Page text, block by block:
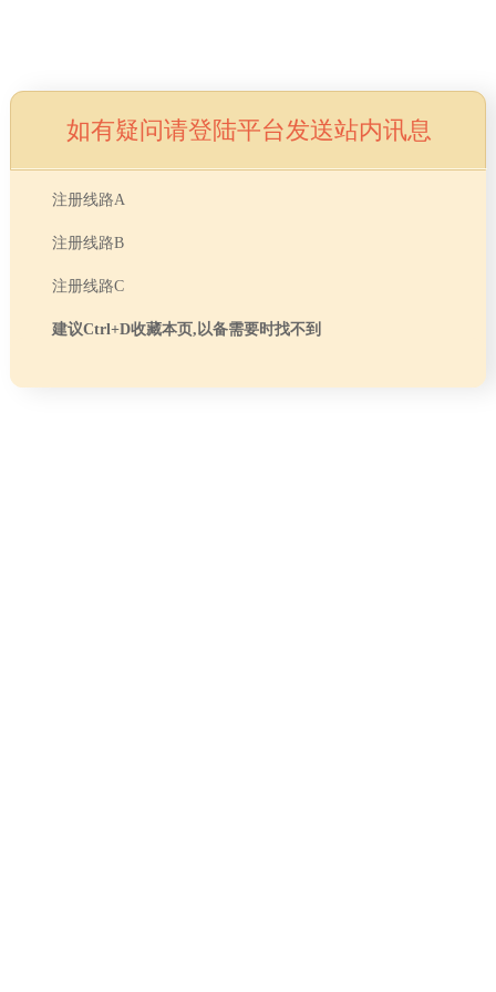
如有疑问请登陆平台发送站内讯息
注册线路A
注册线路B
注册线路C
建议Ctrl+D收藏本页,以备需要时找不到